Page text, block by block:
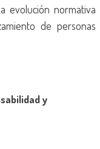
evolución normativa
de personas
y